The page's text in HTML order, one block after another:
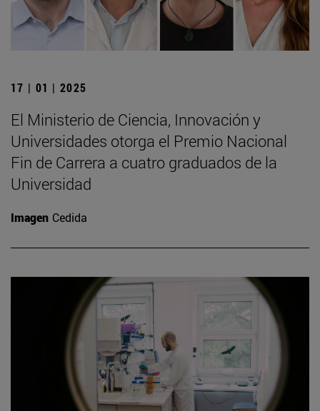
17 | 01 | 2025
El Ministerio de Ciencia, Innovación y
Universidades otorga el Premio Nacional
Fin de Carrera a cuatro graduados de la
Universidad
Imagen Cedida